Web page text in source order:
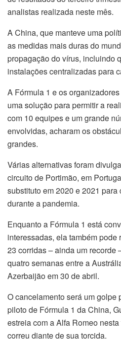
analistas realizada neste mês.
A China, que manteve uma
as medidas mais duras do
propagação do vírus, incluindo
instalações centralizadas para
A Fórmula 1 e os
uma solução para permitir a
com 10 equipes e um grande
envolvidas, acharam os
grandes.
Várias alternativas foram
circuito de Portimão, em
substituto em 2020 e 2021
durante a pandemia.
Enquanto a Fórmula 1 está
interessadas, ela também
23 corridas – ainda um recorde
quatro semanas entre a
Azerbaijão em 30 de abril.
O cancelamento será um golpe
piloto de Fórmula 1 da China,
estreia com a Alfa Romeo
correu diante de sua torcida.